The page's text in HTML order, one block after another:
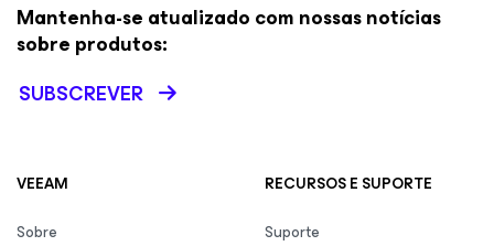
Mantenha-se atualizado com nossas notícias
sobre produtos:
SUBSCREVER
VEEAM
Sobre
RECURSOS E SUPORTE
Suporte